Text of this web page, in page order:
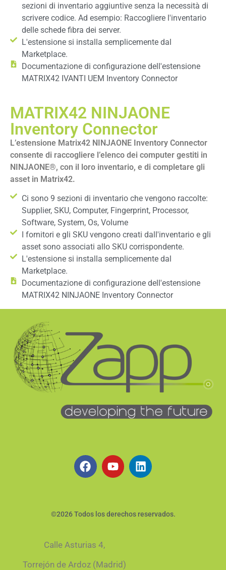
sezioni di inventario aggiuntive senza la necessità di
scrivere codice. Ad esempio: Raccogliere l'inventario
delle schede fibra dei server.
L'estensione si installa semplicemente dal
Marketplace.
Documentazione di configurazione dell'estensione
MATRIX42 IVANTI UEM Inventory Connector
MATRIX42 NINJAONE
Inventory Connector
L’estensione Matrix42 NINJAONE Inventory Connector
consente di raccogliere l’elenco dei computer gestiti in
NINJAONE®, con il loro inventario, e di completare gli
asset in Matrix42.
Ci sono 9 sezioni di inventario che vengono raccolte:
Supplier, SKU, Computer, Fingerprint, Processor,
Software, System, Os, Volume
I fornitori e gli SKU vengono creati dall'inventario e gli
asset sono associati allo SKU corrispondente.
L'estensione si installa semplicemente dal
Marketplace.
Documentazione di configurazione dell'estensione
MATRIX42 NINJAONE Inventory Connector
©2026 Todos los derechos reservados.
Calle Asturias 4,
Torrejón de Ardoz (Madrid)